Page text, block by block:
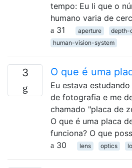
tempo: Eu li que o
humano varia de
31
aperture depth-
human-vision-system
3 O que é uma
Eu estava
de fotografia e me
chamado "placa de
O que é uma placa
funciona? O que
30
lens optics